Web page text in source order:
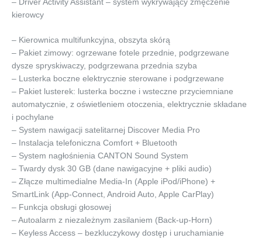
kierowcy
– Kierownica multifunkcyjna, obszyta skórą
– Pakiet zimowy: ogrzewane fotele przednie, podgrzewane
dysze spryskiwaczy, podgrzewana przednia szyba
– Lusterka boczne elektrycznie sterowane i podgrzewane
– Pakiet lusterek: lusterka boczne i wsteczne przyciemniane
automatycznie, z oświetleniem otoczenia, elektrycznie składane
i pochylane
– System nawigacji satelitarnej Discover Media Pro
– Instalacja telefoniczna Comfort + Bluetooth
– System nagłośnienia CANTON Sound System
– Twardy dysk 30 GB (dane nawigacyjne + pliki audio)
– Złącze multimedialne Media-In (Apple iPod/iPhone) +
SmartLink (App-Connect, Android Auto, Apple CarPlay)
– Funkcja obsługi głosowej
– Autoalarm z niezależnym zasilaniem (Back-up-Horn)
– Keyless Access – bezkluczykowy dostęp i uruchamianie